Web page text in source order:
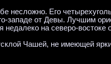
несложно. Его
западе от Девы. Лучшим
на северо-востоке
Чашей, не имеющей